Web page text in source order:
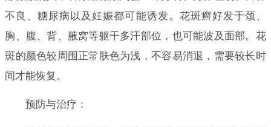
不良、糖尿病以及妊娠都可能诱发。花斑癣好发于颈、
胸、腹、背、腋窝等躯干多汗部位，也可能波及面部。花
斑的颜色较周围正常肤色为浅，不容易消退，需要较长时
间才能恢复。
预防与治疗：